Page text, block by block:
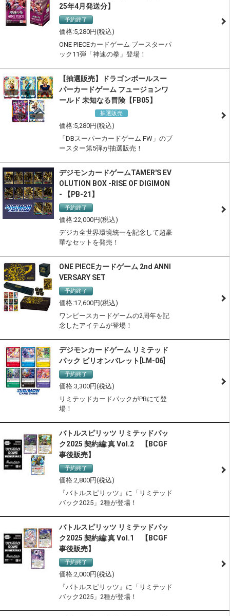
25年4月発送分】
予約終了
5,280
ONE PIECEカードゲーム ブースターパ
ック11弾「神速の拳」登場！
【抽選販売】ドラゴンボールスー
パーカードゲーム フュージョンワ
ールド 未知なる冒険【FB05】
抽選販売
5,280
「DBスーパーカードゲーム FW」のブ
ースター第5弾が抽選販売！
デジモンカードゲームTAMER'S EV
OLUTION BOX -RISE OF DIGIMON
- 【PB-21】
予約終了
22,000
デジカ全世界環境統一を記念して超豪
華なセットを発売！
ONE PIECEカードゲーム 2nd ANNI
VERSARY SET
予約終了
17,600
ワンピースカードゲームの2周年を記
念したアイテムが登場！
デジモンカードゲーム リミテッド
パック ビリオンバレット[LM-06]
予約終了
3,300
リミテッドカードパックがPBにて登
場！
バトルスピリッツ リミテッドパッ
ク2025 契約編:真 Vol.2 【BCGF
事後販売】
予約終了
2,800
『バトルスピリッツ』に「リミテッド
バック2025」2種が登場！
バトルスピリッツ リミテッドパッ
ク2025 契約編:真 Vol.1 【BCGF
事後販売】
予約終了
2,000
『バトルスピリッツ』に「リミテッド
バック2025」2種が登場！